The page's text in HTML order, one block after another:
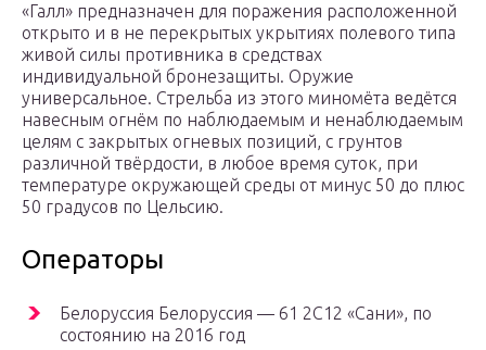
«Галл» предназначен для поражения расположенной
открыто и в не перекрытых укрытиях полевого типа
живой силы противника в средствах
индивидуальной бронезащиты. Оружие
универсальное. Стрельба из этого миномёта ведётся
навесным огнём по наблюдаемым и ненаблюдаемым
целям с закрытых огневых позиций, с грунтов
различной твёрдости, в любое время суток, при
температуре окружающей среды от минус 50 до плюс
50 градусов по Цельсию.
Операторы
Белоруссия Белоруссия — 61 2С12 «Сани», по
состоянию на 2016 год